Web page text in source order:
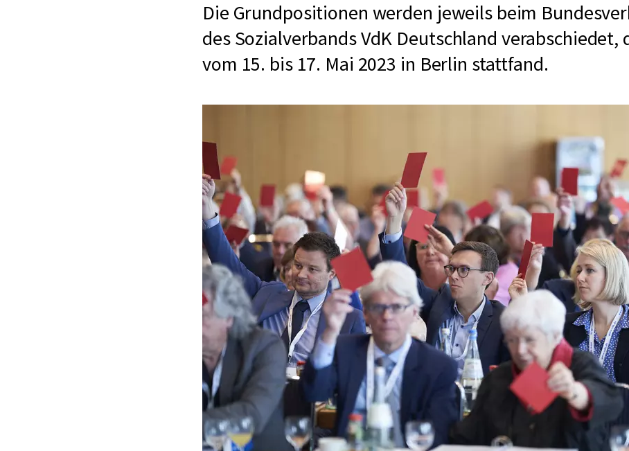
Die Grundpositionen werden jeweils beim
des Sozialverbands VdK Deutschland verabschiedet,
vom 15. bis 17. Mai 2023 in Berlin stattfand.